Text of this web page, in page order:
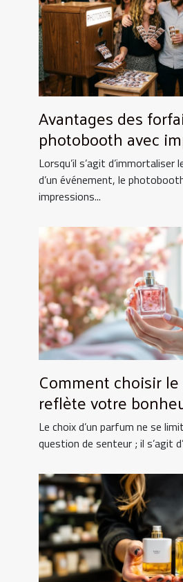
Avantages des
photobooth avec
illimitées
Lorsqu’il s’agit
d’un événement, le
impressions...
Comment choisir
reflète votre
Le choix d’un parfum ne se
question de senteur ; il s’agit